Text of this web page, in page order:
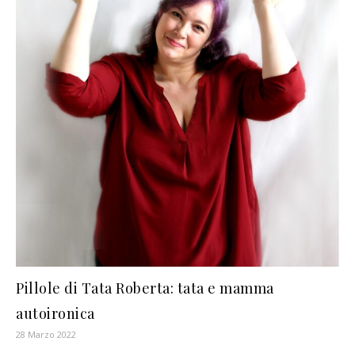
Pillole di Tata Roberta: tata e mamma
autoironica
28 Marzo 2022